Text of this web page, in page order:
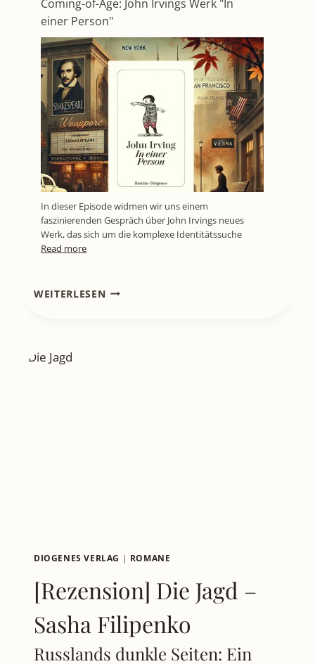
Coming-of-Age: John Irvings Werk "In
einer Person"
In dieser Episode widmen wir uns einem
faszinierenden Gespräch über John Irvings neues
Werk, das sich um die komplexe Identitätssuche
Read more
WEITERLESENLITL772
DIOGENES VERLAG | ROMANE
[Rezension] Die Jagd –
Sasha Filipenko
Russlands dunkle Seiten: Ein